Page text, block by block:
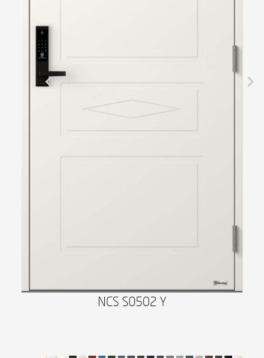
NCS S0502 Y